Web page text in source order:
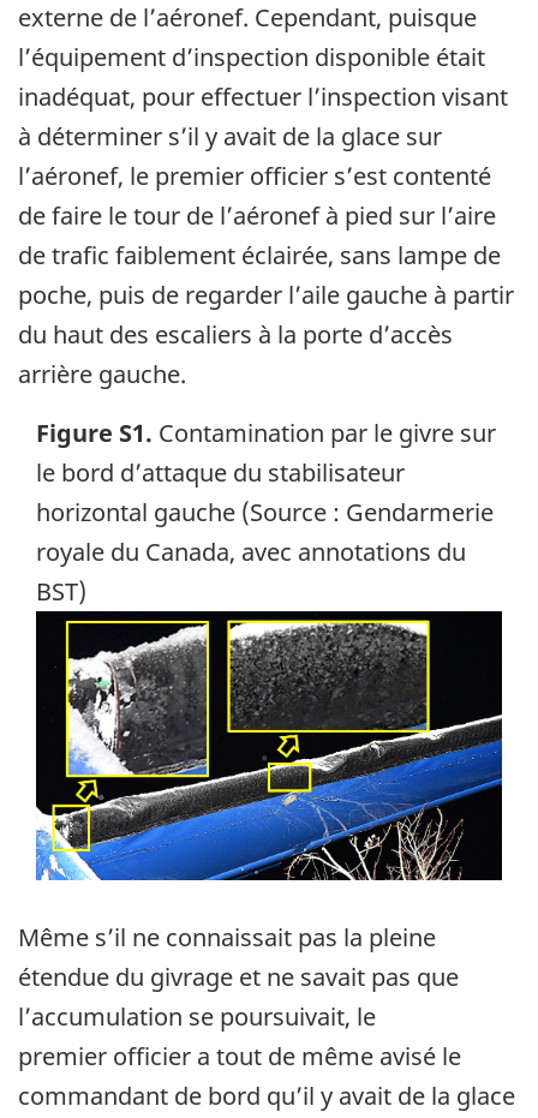
externe de l’aéronef. Cependant, puisque
l’équipement d’inspection disponible était
inadéquat, pour effectuer l’inspection visant
à déterminer s’il y avait de la glace sur
l’aéronef, le premier officier s’est contenté
de faire le tour de l’aéronef à pied sur l’aire
de trafic faiblement éclairée, sans lampe de
poche, puis de regarder l’aile gauche à partir
du haut des escaliers à la porte d’accès
arrière gauche.
Figure S1. Contamination par le givre sur
le bord d’attaque du stabilisateur
horizontal gauche (Source : Gendarmerie
royale du Canada, avec annotations du
BST)
Image
Même s’il ne connaissait pas la pleine
étendue du givrage et ne savait pas que
l’accumulation se poursuivait, le
premier officier a tout de même avisé le
commandant de bord qu’il y avait de la glace